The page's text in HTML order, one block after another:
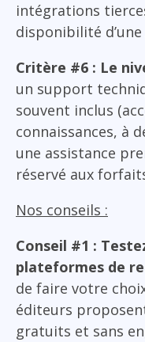
intégrations
disponibilité d’une
Critère #6 : Le
un support
souvent inclus
connaissances, à
une assistance
réservé aux
Nos conseils :
Conseil #1 :
plateformes de
de faire votre
éditeurs
gratuits et sans